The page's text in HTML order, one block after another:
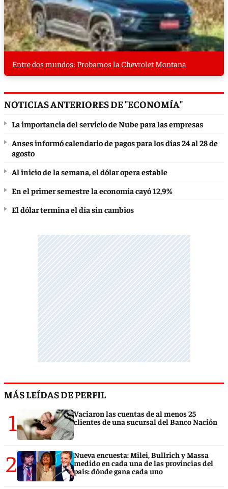
Entre dos mundos: Probamos la Chevrolet Montana
NOTICIAS ANTERIORES DE "ECONOMÍA"
La importancia del servicio de Nube para las empresas
Anses informó calendario de pagos para los días 24 al 28 de
agosto
Al inicio de la semana, el dólar opera estable
En el primer semestre la economía cayó 12,9%
El dólar termina el día sin cambios
MÁS LEÍDAS DE PERFIL
1
Vaciaron las cuentas de al menos 25
clientes de una sucursal del Banco Nación
2
Nueva encuesta: Milei, Bullrich y Massa
medido en cada una de las provincias del
país: dónde gana cada uno